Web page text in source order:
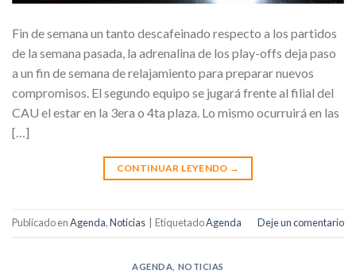
Fin de semana un tanto descafeinado respecto a los partidos
de la semana pasada, la adrenalina de los play-offs deja paso
a un fin de semana de relajamiento para preparar nuevos
compromisos. El segundo equipo se jugará frente al filial del
CAU el estar en la 3era o 4ta plaza. Lo mismo ocurruirá en las
[…]
CONTINUAR LEYENDO →
Publicado enAgenda,Noticias EtiquetadoAgenda Deje un comentario
AGENDA NOTICIAS